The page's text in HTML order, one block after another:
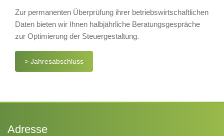
Zur permanenten Überprüfung ihrer betriebswirtschaftlichen
Daten bieten wir Ihnen halbjährliche Beratungsgespräche
zur Optimierung der Steuergestaltung.
> Jahresabschluss
Adresse